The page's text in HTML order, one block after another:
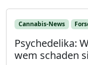
Cannabis-News
Psychedelika:
wem schaden